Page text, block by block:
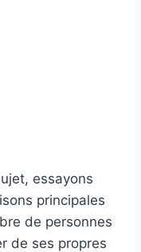
essayons
principales
de personnes
de ses propres